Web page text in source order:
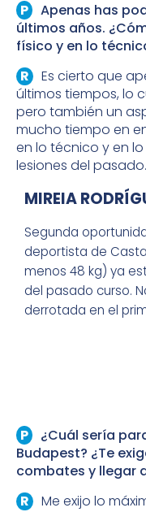
Apenas has
últimos años.
físico y en lo
Es cierto que
últimos tiempos, lo
pero también un
mucho tiempo en
en lo técnico y en
lesiones del pasado.
MIREIA
Segunda
deportista de
menos 48 kg) ya
del pasado curso.
derrotada en el
¿Cuál sería
Budapest? ¿Te
combates y llegar
Me exijo lo